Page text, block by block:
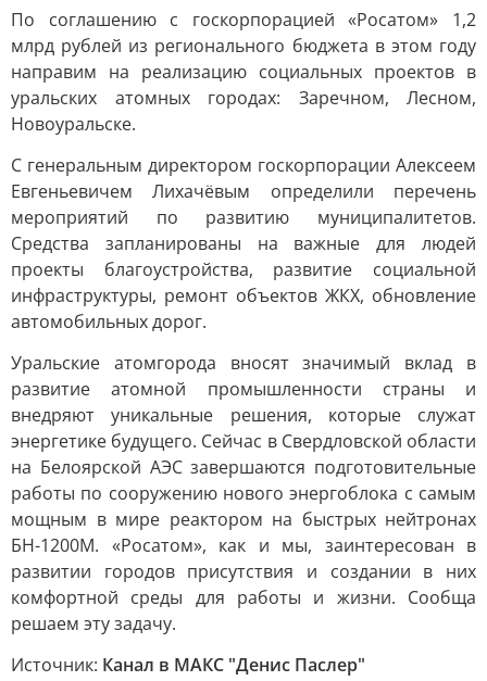
По соглашению с госкорпорацией «Росатом» 1,2
млрд рублей из регионального бюджета в этом году
направим на реализацию социальных проектов в
уральских атомных городах: Заречном, Лесном,
Новоуральске.
С генеральным директором госкорпорации Алексеем
Евгеньевичем Лихачёвым определили перечень
мероприятий по развитию муниципалитетов.
Средства запланированы на важные для людей
проекты благоустройства, развитие социальной
инфраструктуры, ремонт объектов ЖКХ, обновление
автомобильных дорог.
Уральские атомгорода вносят значимый вклад в
развитие атомной промышленности страны и
внедряют уникальные решения, которые служат
энергетике будущего. Сейчас в Свердловской области
на Белоярской АЭС завершаются подготовительные
работы по сооружению нового энергоблока с самым
мощным в мире реактором на быстрых нейтронах
БН-1200М. «Росатом», как и мы, заинтересован в
развитии городов присутствия и создании в них
комфортной среды для работы и жизни. Сообща
решаем эту задачу.
Источник: Канал в МАКС "Денис Паслер"